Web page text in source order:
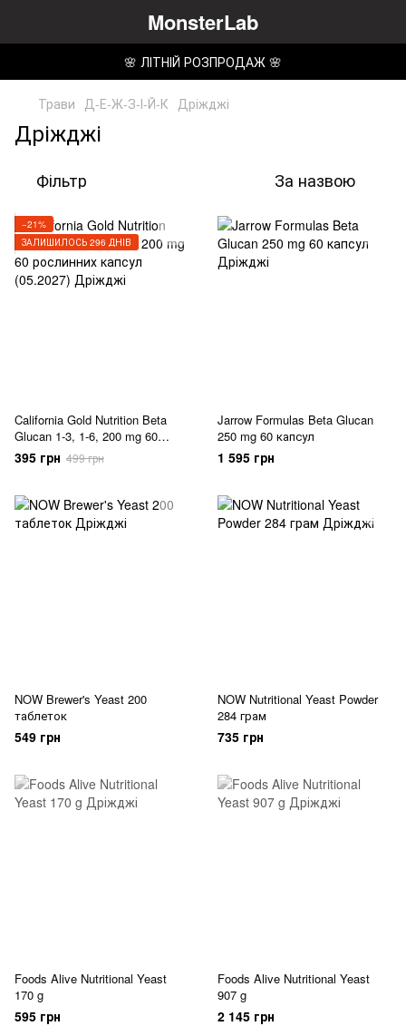
MonsterLab
🌸 ЛІТНІЙ РОЗПРОДАЖ 🌸
Трави Д-Е-Ж-З-І-Й-К Дріжджі
Дріжджі
Фільтр За назвою
−21%
ЗАЛИШИЛОСЬ 296 ДНІВ
California Gold Nutrition Beta
Glucan 1-3, 1-6, 200 mg 60
рослинних капсул (05.2027)
395 грн 499 грн
Jarrow Formulas Beta Glucan
250 mg 60 капсул
1 595 грн
NOW Brewer's Yeast 200
таблеток
549 грн
NOW Nutritional Yeast Powder
284 грам
735 грн
Foods Alive Nutritional Yeast
170 g
595 грн
Foods Alive Nutritional Yeast
907 g
2 145 грн